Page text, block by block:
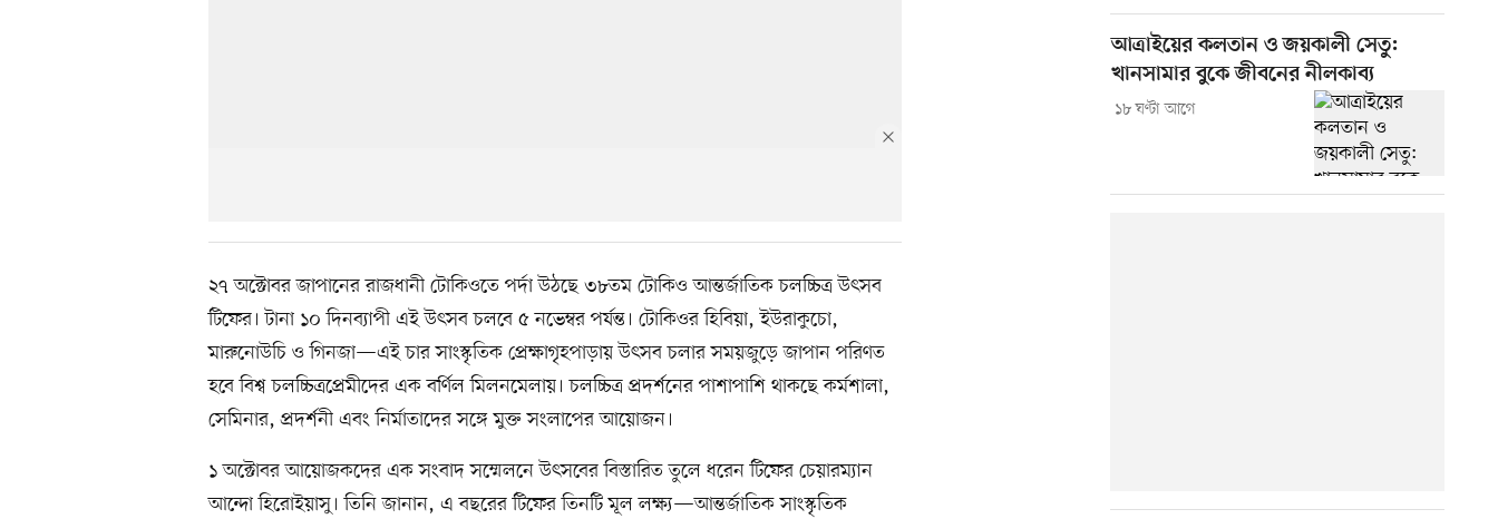
২৭ অক্টোবর জাপানের রাজধানী টোকিওতে পর্দা উঠছে ৩৮তম টোকিও আন্তর্জাতিক চলচ্চিত্র উৎসব
টিফের। টানা ১০ দিনব্যাপী এই উৎসব চলবে ৫ নভেম্বর পর্যন্ত। টোকিওর হিবিয়া, ইউরাকুচো,
মারুনোউচি ও গিনজা—এই চার সাংস্কৃতিক প্রেক্ষাগৃহপাড়ায় উৎসব চলার সময়জুড়ে জাপান পরিণত
হবে বিশ্ব চলচ্চিত্রপ্রেমীদের এক বর্ণিল মিলনমেলায়। চলচ্চিত্র প্রদর্শনের পাশাপাশি থাকছে কর্মশালা,
সেমিনার, প্রদর্শনী এবং নির্মাতাদের সঙ্গে মুক্ত সংলাপের আয়োজন।
১ অক্টোবর আয়োজকদের এক সংবাদ সম্মেলনে উৎসবের বিস্তারিত তুলে ধরেন টিফের চেয়ারম্যান
আন্দো হিরোইয়াসু। তিনি জানান, এ বছরের টিফের তিনটি মূল লক্ষ্য—আন্তর্জাতিক সাংস্কৃতিক
আত্রাইয়ের কলতান ও জয়কালী সেতু:
খানসামার বুকে জীবনের নীলকাব্য
১৮ ঘণ্টা আগে